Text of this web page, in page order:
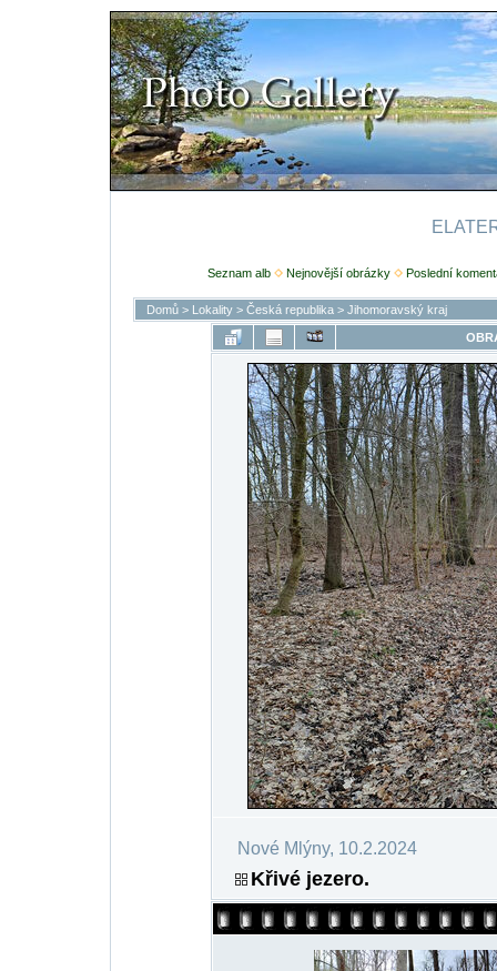
Seznam alb Nejnovější obrázky Poslední
Domů> Lokality> Česká republika> Jihomoravský kraj
Nové Mlýny, 10.2.2024
Křivé jezero.